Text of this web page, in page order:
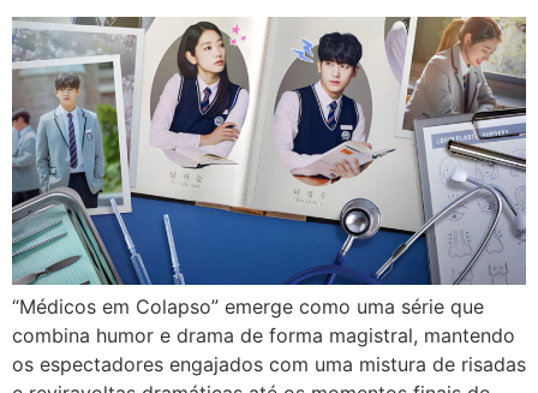
“Médicos em Colapso” emerge como uma série que
combina humor e drama de forma magistral, mantendo
os espectadores engajados com uma mistura de risadas